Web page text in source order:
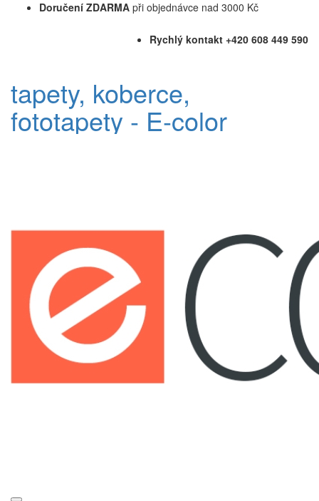
Doručení ZDARMA při objednávce nad 3000 Kč
Rychlý kontakt +420 608 449 590
tapety, koberce,
fototapety - E-color